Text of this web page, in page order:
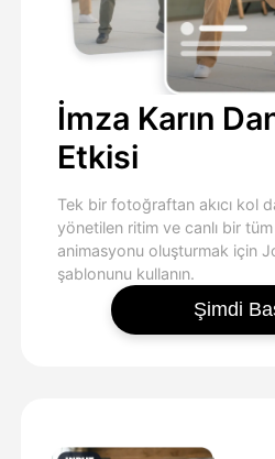
İmza Karın
Etkisi
Tek bir fotoğraftan akıcı kol
yönetilen ritim ve canlı bir
animasyonu oluşturmak için
şablonunu kullanın.
Şimdi